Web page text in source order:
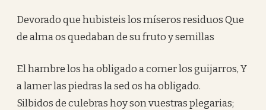
Devorado que hubisteis los míseros residuos Que
de alma os quedaban de su fruto y semillas
El hambre los ha obligado a comer los guijarros, Y
a lamer las piedras la sed os ha obligado.
Silbidos de culebras hoy son vuestras plegarias;